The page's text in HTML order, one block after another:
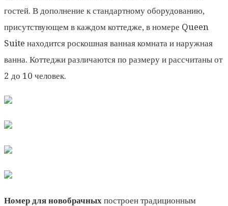
гостей. В дополнение к стандартному оборудованию,
присутствующем в каждом коттедже, в номере Queen
Suite находится роскошная ванная комната и наружная
ванна. Коттеджи различаются по размеру и рассчитаны от
2 до 10 человек.
Номер для новобрачных построен традиционным